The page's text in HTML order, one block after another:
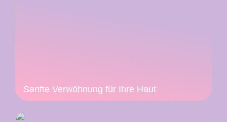
Sanfte Verwöhnung für Ihre Haut